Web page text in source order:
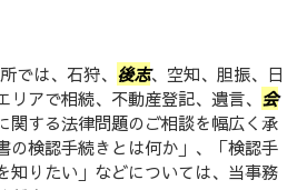
では、石狩、 後志、空知、胆振、日
アで相続、不動産登記、遺言、 会
関する法律問題のご相談を幅広く承
の検認手続きとは何か」、「検認手
知りたい」などについては、当事務